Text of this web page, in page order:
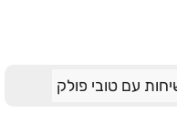
עם טובי פולק